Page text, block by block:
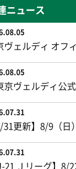
ニュース
ヴェルディ オフ
京ヴェルディ公
31更新】8/9（
21 Ｊリーグ】